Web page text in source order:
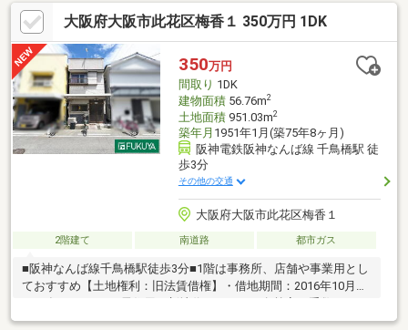
ビ付♪線路際ですが、複層ガラス施工の為、騒音が緩和されていま
す♪３階部分にロフトもあり、収納量が豊富な住まいです♪ローン
のご相談もお気軽にお問い合わせ下さい♪
大阪府大阪市此花区梅香１ 350万円 1DK
350万円
間取り 1DK
建物面積56.76m2
土地面積951.03m2
築年月 1951年1月(築75年8ヶ月)
阪神電鉄阪神なんば線 千鳥橋駅 徒
歩3分
その他の交通
大阪府大阪市此花区梅香１
2階建て 南道路 都市ガス
■阪神なんば線千鳥橋駅徒歩3分■1階は事務所、店舗や事業用とし
ておすすめ【土地権利：旧法賃借権】・借地期間：2016年10月～
料:700000円・保証金:1400000円（営業用）新地代:41740円・名義